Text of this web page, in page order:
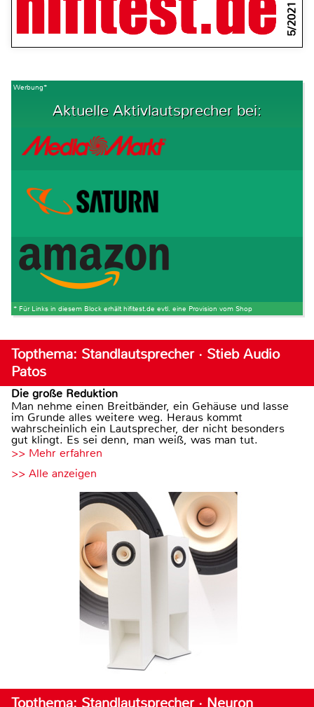
5/2021
Werbung*
Aktuelle Aktivlautsprecher bei:
* Für Links in diesem Block erhält hifitest.de evtl. eine Provision vom Shop
Topthema: Standlautsprecher · Stieb Audio
Patos
Die große Reduktion
Man nehme einen Breitbänder, ein Gehäuse und lasse
im Grunde alles weitere weg. Heraus kommt
wahrscheinlich ein Lautsprecher, der nicht besonders
gut klingt. Es sei denn, man weiß, was man tut.
>> Mehr erfahren
>> Alle anzeigen
Topthema: Standlautsprecher · Neuron